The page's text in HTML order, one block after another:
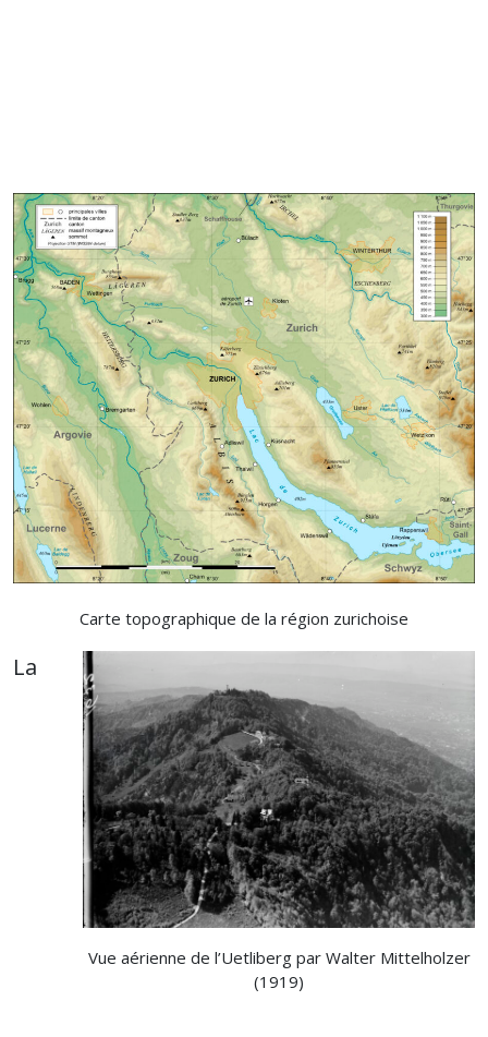
Carte topographique de la région zurichoise
Vue aérienne de l’Uetliberg par Walter Mittelholzer
(1919)
La